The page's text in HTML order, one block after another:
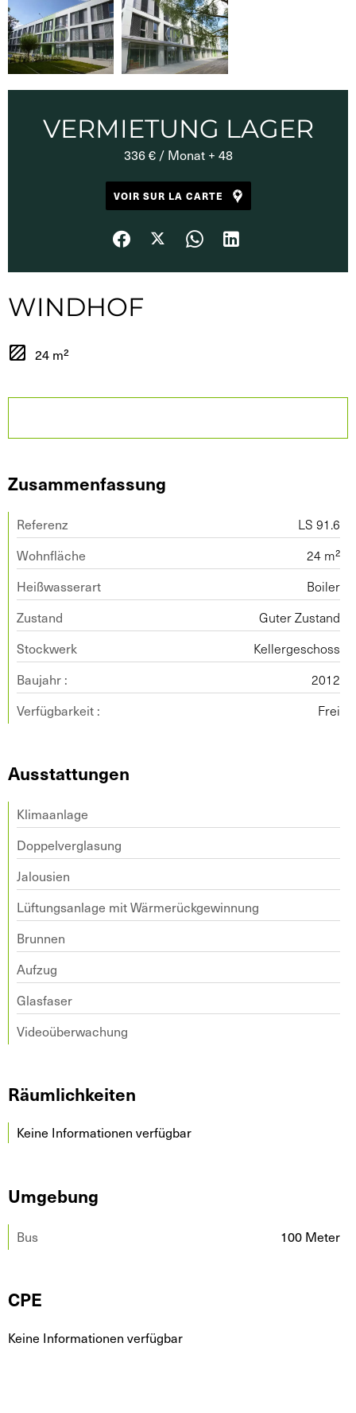
VERMIETUNG LAGER
336 € / Monat + 48
VOIR SUR LA CARTE
WINDHOF
24 m²
Zusammenfassung
Referenz
LS 91.6
Wohnfläche
24 m²
Heißwasserart
Boiler
Zustand
Guter Zustand
Stockwerk
Kellergeschoss
Baujahr :
2012
Verfügbarkeit :
Frei
Ausstattungen
Klimaanlage
Doppelverglasung
Jalousien
Lüftungsanlage mit Wärmerückgewinnung
Brunnen
Aufzug
Glasfaser
Videoüberwachung
Räumlichkeiten
Keine Informationen verfügbar
Umgebung
Bus 100 Meter
CPE
Keine Informationen verfügbar